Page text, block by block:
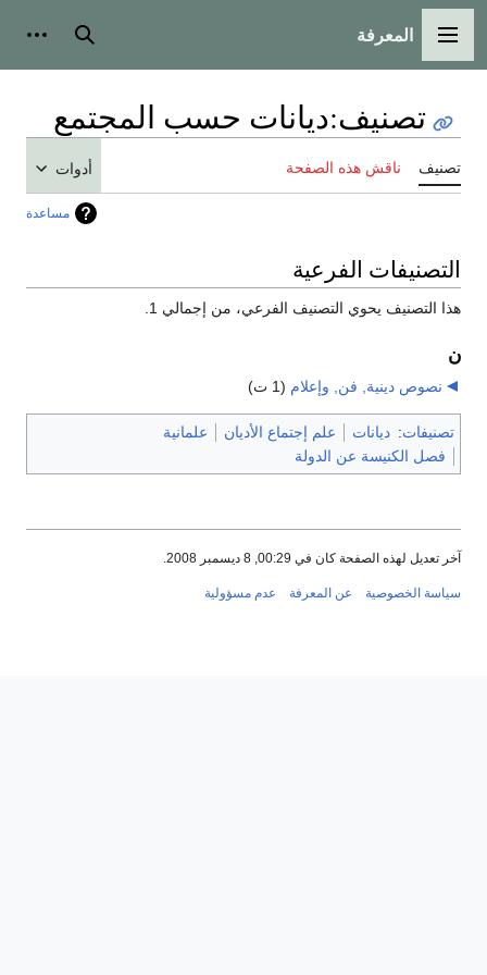
القائمة الرئيسية
المعرفة بحث
تصنيف:ديانات حسب المجتمع
تصنيف ناقش هذه الصفحة أدوات
مساعدة
التصنيفات الفرعية
هذا التصنيف يحوي التصنيف الفرعي، من إجمالي 1.
ن
نصوص دينية, فن, وإعلام (1 ت)
تصنيفات: ديانات علم إجتماع الأديان
علمانية
فصل الكنيسة عن الدولة
آخر تعديل لهذه الصفحة كان في 00:29, 8 ديسمبر 2008.
سياسة الخصوصية عن المعرفة عدم مسؤولية